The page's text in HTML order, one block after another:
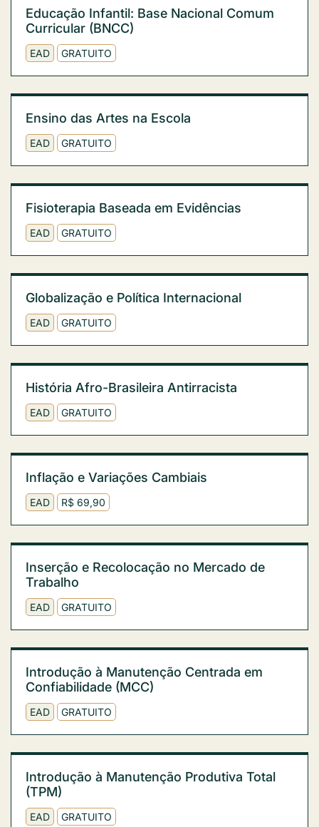
Educação Infantil: Base Nacional Comum
Curricular (BNCC)
EAD GRATUITO
Ensino das Artes na Escola
EAD GRATUITO
Fisioterapia Baseada em Evidências
EAD GRATUITO
Globalização e Política Internacional
EAD GRATUITO
História Afro-Brasileira Antirracista
EAD GRATUITO
Inflação e Variações Cambiais
EAD R$ 69,90
Inserção e Recolocação no Mercado de
Trabalho
EAD GRATUITO
Introdução à Manutenção Centrada em
Confiabilidade (MCC)
EAD GRATUITO
Introdução à Manutenção Produtiva Total
(TPM)
EAD GRATUITO